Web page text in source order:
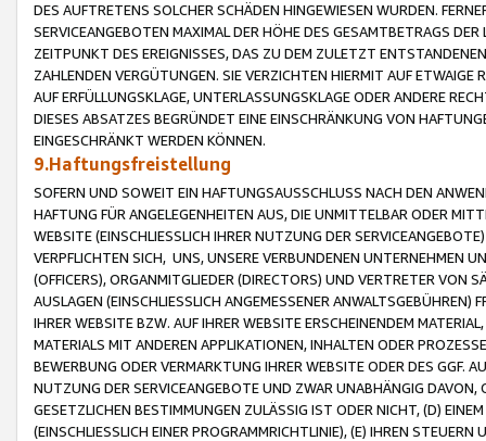
DES AUFTRETENS SOLCHER SCHÄDEN HINGEWIESEN WURDEN.
SERVICEANGEBOTEN MAXIMAL DER HÖHE DES GESAMTBETRAGS
ZEITPUNKT DES EREIGNISSES, DAS ZU DEM ZULETZT
ZAHLENDEN VERGÜTUNGEN. SIE VERZICHTEN HIERMIT AUF
AUF ERFÜLLUNGSKLAGE, UNTERLASSUNGSKLAGE ODER ANDERE
DIESES ABSATZES BEGRÜNDET EINE EINSCHRÄNKUNG VON
EINGESCHRÄNKT WERDEN KÖNNEN.
9.Haftungsfreistellung
SOFERN UND SOWEIT EIN HAFTUNGSAUSSCHLUSS NACH DEN
HAFTUNG FÜR ANGELEGENHEITEN AUS, DIE UNMITTELBAR ODER
WEBSITE (EINSCHLIESSLICH IHRER NUTZUNG DER
VERPFLICHTEN SICH, UNS, UNSERE VERBUNDENEN UNTERNEHMEN
(OFFICERS), ORGANMITGLIEDER (DIRECTORS) UND VERTRETER VON
AUSLAGEN (EINSCHLIESSLICH ANGEMESSENER
IHRER WEBSITE BZW. AUF IHRER WEBSITE ERSCHEINENDEM
MATERIALS MIT ANDEREN APPLIKATIONEN, INHALTEN ODER
BEWERBUNG ODER VERMARKTUNG IHRER WEBSITE ODER DES GGF.
NUTZUNG DER SERVICEANGEBOTE UND ZWAR UNABHÄNGIG
GESETZLICHEN BESTIMMUNGEN ZULÄSSIG IST ODER NICHT, (D)
(EINSCHLIESSLICH EINER PROGRAMMRICHTLINIE), (E) IHREN